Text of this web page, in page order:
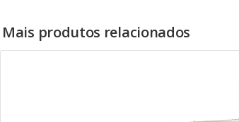
Mais produtos relacionados